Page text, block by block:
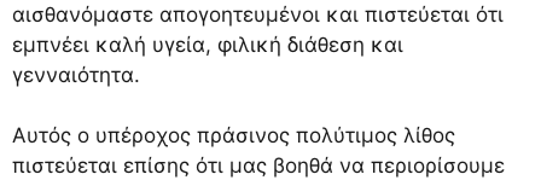
αισθανόμαστε απογοητευμένοι και πιστεύεται ότι
εμπνέει καλή υγεία, φιλική διάθεση και
γενναιότητα.
Αυτός ο υπέροχος πράσινος πολύτιμος λίθος
πιστεύεται επίσης ότι μας βοηθά να περιορίσουμε